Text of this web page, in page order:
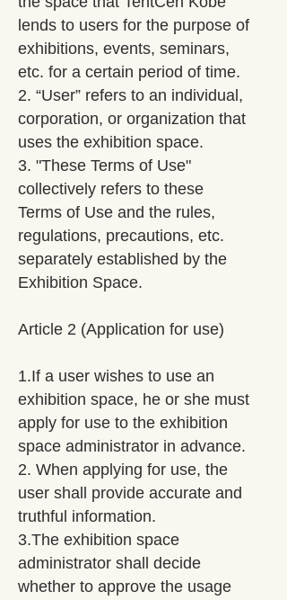
lends to users for the purpose of
exhibitions, events, seminars,
etc. for a certain period of time.
2. “User” refers to an individual,
corporation, or organization that
uses the exhibition space.
3. "These Terms of Use"
collectively refers to these
Terms of Use and the rules,
regulations, precautions, etc.
separately established by the
Exhibition Space.
Article 2 (Application for use)
1.If a user wishes to use an
exhibition space, he or she must
apply for use to the exhibition
space administrator in advance.
2. When applying for use, the
user shall provide accurate and
truthful information.
3.The exhibition space
administrator shall decide
whether to approve the usage